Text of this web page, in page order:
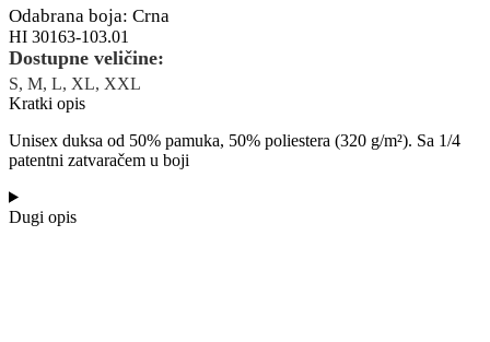
Odabrana boja: Crna
HI 30163-103.01
Dostupne veličine:
S, M, L, XL, XXL
Kratki opis
Unisex duksa od 50% pamuka, 50% poliestera (320 g/m²). Sa 1/4
patentni zatvaračem u boji
Dugi opis